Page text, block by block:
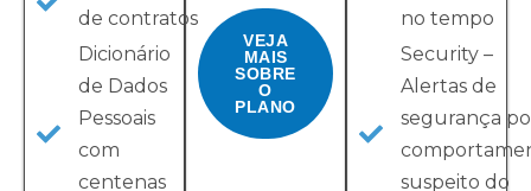
de contratos
Dicionário
de Dados
Pessoais
com
centenas
VEJA
MAIS
SOBRE
O
PLANO
no tempo​
Security –
Alertas de
segurança
suspeito do